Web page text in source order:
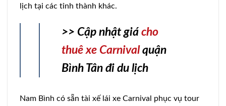
lịch tại các tỉnh thành khác.
>> Cập nhật giácho
thuê xe Carnivalquận
Bình Tân đi du lịch
Nam Bình có sẵn tài xế lái xe Carnival phục vụ tour